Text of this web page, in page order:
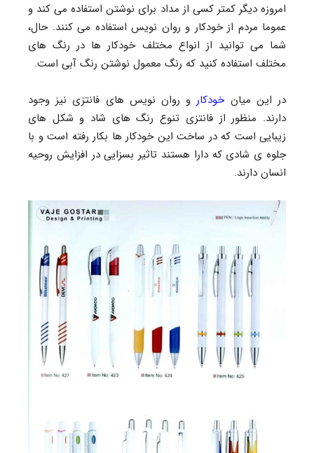
امروزه دیگر کمتر کسی از مداد برای نوشتن استفاده می کند و
عموما مردم از خودکار و روان نویس استفاده می کنند. حال،
شما می توانید از انواع مختلف خودکار ها در رنگ های
مختلف استفاده کنید که رنگ معمول نوشتن رنگ آبی است.
در این میانخودکارو روان نویس های فانتزی نیز وجود
دارند. منظور از فانتزی تنوع رنگ های شاد و شکل های
زیبایی است که در ساخت این خودکار ها بکار رفته است و با
جلوه ی شادی که دارا هستند تاثیر بسزایی در افزایش روحیه
انسان دارند.